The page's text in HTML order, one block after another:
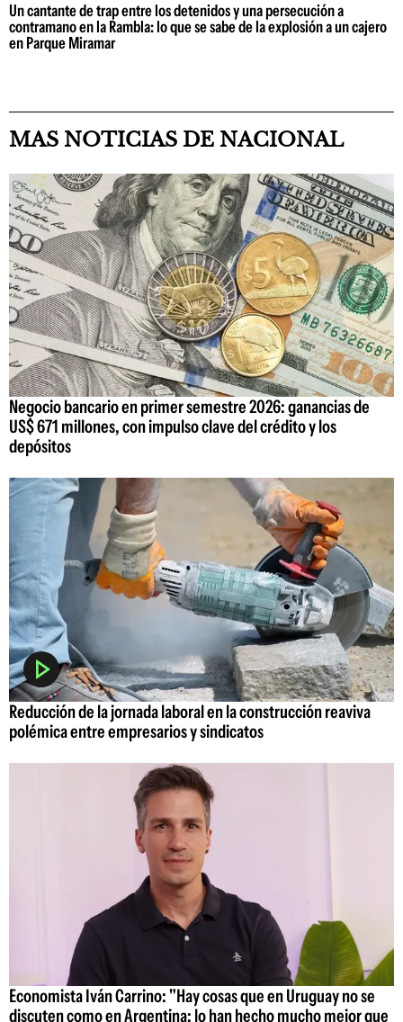
Un cantante de trap entre los detenidos y una persecución a
contramano en la Rambla: lo que se sabe de la explosión a un cajero
en Parque Miramar
MAS NOTICIAS DE NACIONAL
Negocio bancario en primer semestre 2026: ganancias de
US$ 671 millones, con impulso clave del crédito y los
depósitos
Reducción de la jornada laboral en la construcción reaviva
polémica entre empresarios y sindicatos
Economista Iván Carrino: "Hay cosas que en Uruguay no se
discuten como en Argentina; lo han hecho mucho mejor que